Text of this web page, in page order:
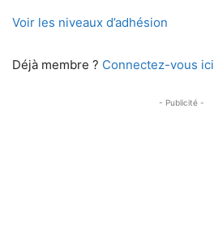
Voir les niveaux d’adhésion
Déjà membre ? Connectez-vous ici
- Publicité -